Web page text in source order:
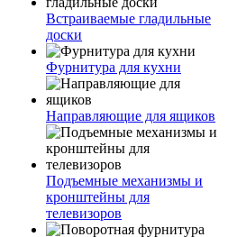
Встраиваемые гладильные
доски
Фурнитура для кухни
Направляющие для ящиков
Подъемные механизмы и
кронштейны для
телевизоров